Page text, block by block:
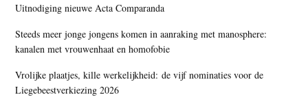
Uitnodiging nieuwe Acta Comparanda
Steeds meer jonge jongens komen in aanraking met manosphere:
kanalen met vrouwenhaat en homofobie
Vrolijke plaatjes, kille werkelijkheid: de vijf nominaties voor de
Liegebeestverkiezing 2026